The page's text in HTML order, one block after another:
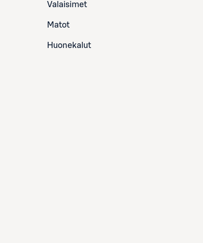
Valaisimet
Matot
Huonekalut